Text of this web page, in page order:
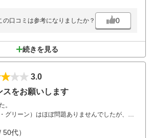
の口コミは参考になりましたか？ 0
続きを見る
3.0
スをお願いします
。
グリーン）はほぼ問題ありませんでしたが、ヤ
汚かったのが残念です。
50代）